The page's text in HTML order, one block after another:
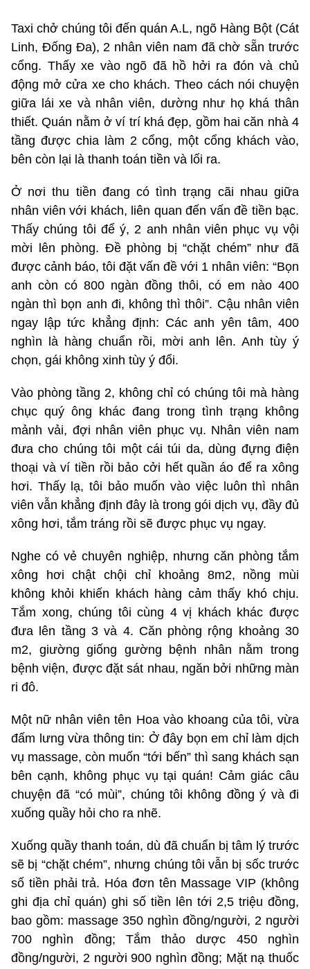
Taxi chở chúng tôi đến quán A.L, ngõ Hàng Bột (Cát
Linh, Đống Đa), 2 nhân viên nam đã chờ sẵn trước
cổng. Thấy xe vào ngõ đã hồ hởi ra đón và chủ
động mở cửa xe cho khách. Theo cách nói chuyện
giữa lái xe và nhân viên, dường như họ khá thân
thiết. Quán nằm ở ví trí khá đẹp, gồm hai căn nhà 4
tầng được chia làm 2 cổng, một cổng khách vào,
bên còn lại là thanh toán tiền và lối ra.
Ở nơi thu tiền đang có tình trạng cãi nhau giữa
nhân viên với khách, liên quan đến vấn đề tiền bạc.
Thấy chúng tôi để ý, 2 anh nhân viên phục vụ vội
mời lên phòng. Đề phòng bị “chặt chém” như đã
được cảnh báo, tôi đặt vấn đề với 1 nhân viên: “Bọn
anh còn có 800 ngàn đồng thôi, có em nào 400
ngàn thì bọn anh đi, không thì thôi”. Cậu nhân viên
ngay lập tức khẳng định: Các anh yên tâm, 400
nghìn là hàng chuẩn rồi, mời anh lên. Anh tùy ý
chọn, gái không xinh tùy ý đổi.
Vào phòng tầng 2, không chỉ có chúng tôi mà hàng
chục quý ông khác đang trong tình trạng không
mảnh vải, đợi nhân viên phục vụ. Nhân viên nam
đưa cho chúng tôi một cái túi da, dùng đựng điện
thoại và ví tiền rồi bảo cởi hết quần áo để ra xông
hơi. Thấy lạ, tôi bảo muốn vào việc luôn thì nhân
viên vẫn khẳng định đây là trong gói dịch vụ, đầy đủ
xông hơi, tắm tráng rồi sẽ được phục vụ ngay.
Nghe có vẻ chuyên nghiệp, nhưng căn phòng tắm
xông hơi chật chội chỉ khoảng 8m2, nồng mùi
không khỏi khiến khách hàng cảm thấy khó chịu.
Tắm xong, chúng tôi cùng 4 vị khách khác được
đưa lên tầng 3 và 4. Căn phòng rộng khoảng 30
m2, giường giống gường bệnh nhân nằm trong
bệnh viện, được đặt sát nhau, ngăn bởi những màn
ri đô.
Một nữ nhân viên tên Hoa vào khoang của tôi, vừa
đấm lưng vừa thông tin: Ở đây bọn em chỉ làm dịch
vụ massage, còn muốn “tới bến” thì sang khách sạn
bên cạnh, không phục vụ tại quán! Cảm giác câu
chuyện đã “có mùi”, chúng tôi không đồng ý và đi
xuống quầy hỏi cho ra nhẽ.
Xuống quầy thanh toán, dù đã chuẩn bị tâm lý trước
sẽ bị “chặt chém”, nhưng chúng tôi vẫn bị sốc trước
số tiền phải trả. Hóa đơn tên Massage VIP (không
ghi địa chỉ quán) ghi số tiền lên tới 2,5 triệu đồng,
bao gồm: massage 350 nghìn đồng/người, 2 người
700 nghìn đồng; Tắm thảo dược 450 nghìn
đồng/người, 2 người 900 nghìn đồng; Mặt nạ thuốc